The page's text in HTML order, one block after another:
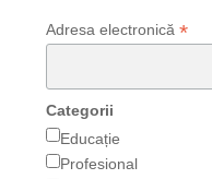
Adresa electronică *
Categorii
Educație
Profesional